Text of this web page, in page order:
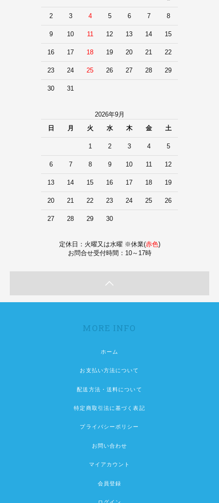
2 3 4 5 6 7 8
9 10 11 12 13 14 15
16 17 18 19 20 21 22
23 24 25 26 27 28 29
30 31
2026年9月
日
月 火 水 木 金 土
1 2 3 4 5
6 7 8 9 10 11 12
13 14 15 16 17 18 19
20 21 22 23 24 25 26
27 28 29 30
定休日：火曜又は水曜 ※休業(赤色)
お問合せ受付時間：10～17時
MORE INFO
ホーム
お支払い方法について
配送方法・送料について
特定商取引法に基づく表記
プライバシーポリシー
お問い合わせ
マイアカウント
会員登録